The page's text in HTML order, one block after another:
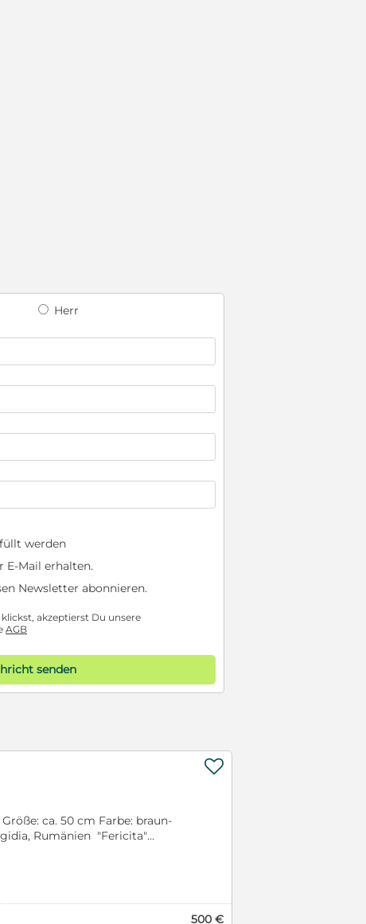
Herr
werden
E-Mail erhalten.
Newsletter abonnieren.
akzeptierst Du unsere
AGB
senden
ca. 50 cm Farbe: braun-
Rumänien "Fericita"
für die fröhliche und quirlige
vor Energie und
Mitleid mit ihr gehabt. Sie

500 €